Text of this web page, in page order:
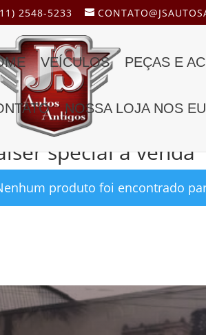
2548-5233
VEÍCULOS PEÇAS E
NOSSA LOJA NOS
/ Produtos marcados com a tag “kaiser
special a venda
produto foi encontrado